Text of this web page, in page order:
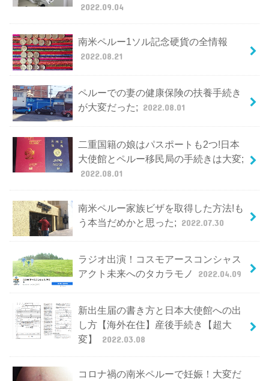
2022.09.04
南米ペルー1ソル記念硬貨の全情報
2022.08.21
ペルーでの妻の健康保険の扶養手続き
が大変だった; 2022.08.01
二重国籍の娘はパスポートも2つ!日本
大使館とペルー移民局の手続きは大変;
2022.08.01
南米ペルー家族ビザを取得した方法!も
う本当だめかと思った; 2022.07.30
ラジオ出演！コスモアースコンシャス
アクト未来へのタカラモノ
2022.04.09
新出生届の書き方と日本大使館への出
し方【海外在住】産後手続き【超大
変】
2022.03.08
コロナ禍の南米ペルーで妊娠！大変だ